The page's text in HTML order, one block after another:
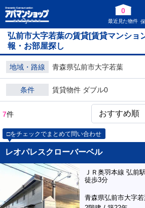
0
最近見た物件
弘前市大字若葉の賃貸[賃貸マンショ
報・お部屋探し
地域・路線 青森県弘前市大字若葉
条件 賃貸物件 ダブル0
7件
□をチェックでまとめて問い合わせ
レオパレスクローバーベル
ＪＲ奥羽本線 弘前
徒歩3分
青森県弘前市大字